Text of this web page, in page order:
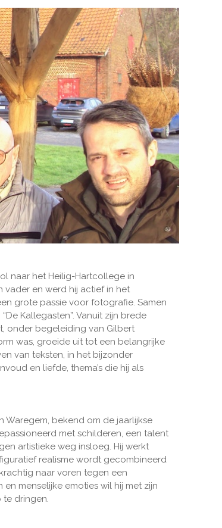
naar het Heilig-Hartcollege in
vader en werd hij actief in het
grote passie voor fotografie. Samen
Kallegasten”. Vanuit zijn brede
onder begeleiding van Gilbert
was, groeide uit tot een belangrijke
van teksten, in het bijzonder
en liefde, thema’s die hij als
Waregem, bekend om de jaarlijkse
met schilderen, een talent
artistieke weg insloeg. Hij werkt
realisme wordt gecombineerd
naar voren tegen een
menselijke emoties wil hij met zijn
te dringen.